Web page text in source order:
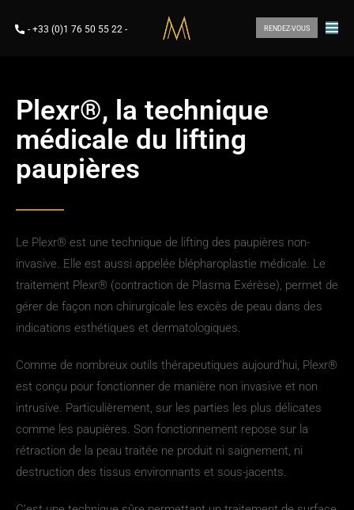
- +33 (0)1 76 50 55 22 - RENDEZ-VOUS
Plexr®, la technique
médicale du lifting
paupières
Le Plexr® est une technique de lifting des paupières non-
invasive. Elle est aussi appelée blépharoplastie médicale. Le
traitement Plexr® (contraction de Plasma Exérèse), permet de
gérer de façon non chirurgicale les excès de peau dans des
indications esthétiques et dermatologiques.
Comme de nombreux outils thérapeutiques aujourd’hui, Plexr®
est conçu pour fonctionner de manière non invasive et non
intrusive. Particulièrement, sur les parties les plus délicates
comme les paupières. Son fonctionnement repose sur la
rétraction de la peau traitée ne produit ni saignement, ni
destruction des tissus environnants et sous-jacents.